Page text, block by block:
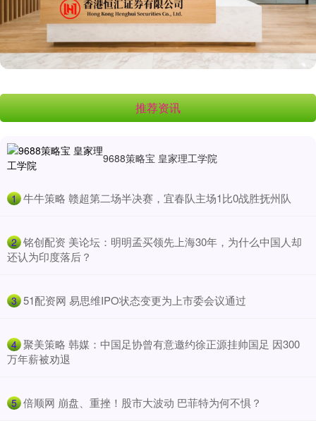
推荐资讯
9688策略宝 皇家理工学院
1 ​牛牛策略 赣超第二场半决赛，宜春队主场1比0战胜抚州队
2 ​铭创配资 美论坛：明明孟买领先上海30年，为什么中国人却
还认为印度落后？
3 ​51配资网 易思维IPO状态变更为上市委会议通过
4 ​聚美策略 韩媒：中国足协曾有意邀约徐正源挂帅国足 因300
万年薪被劝退
5 ​倍顺网 崩盘、重挫！股市大波动 巴菲特为何不惧？